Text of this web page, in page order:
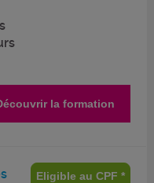
la formation
Eligible au CPF *